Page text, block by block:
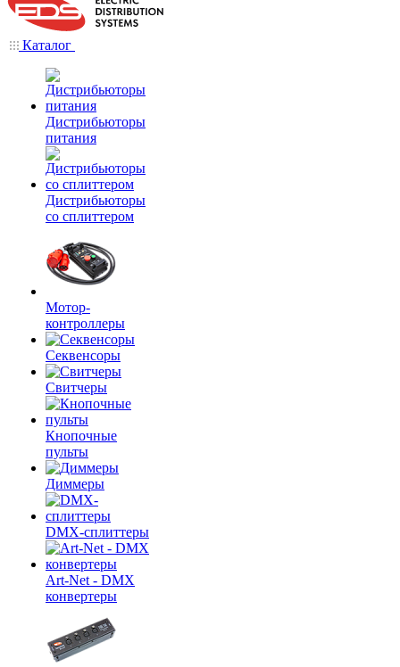
Каталог
Дистрибьюторы
питания
Дистрибьюторы
со сплиттером
Мотор-
контроллеры
Секвенсоры
Свитчеры
Кнопочные
пульты
Диммеры
DMX-сплиттеры
Art-Net - DMX
конвертеры